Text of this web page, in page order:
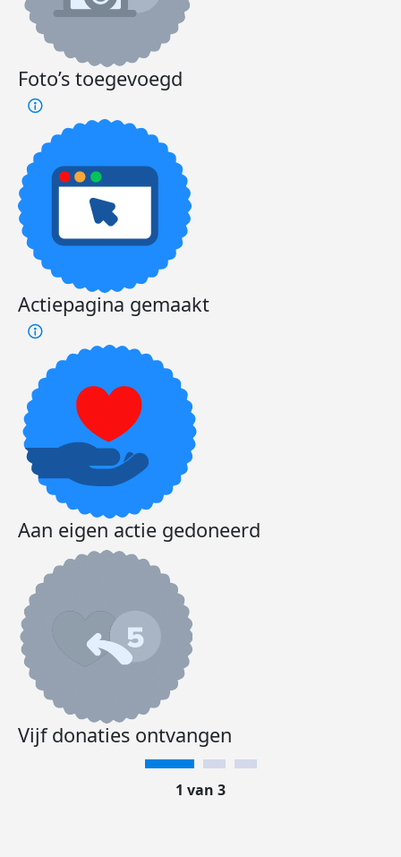
Foto’s toegevoegd
Actiepagina gemaakt
Aan eigen actie gedoneerd
Vijf donaties ontvangen
1 van 3